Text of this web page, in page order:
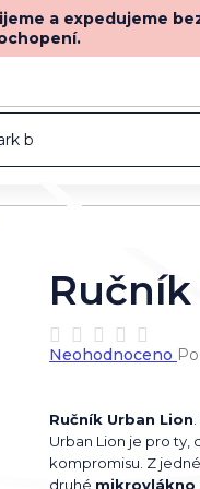
a expedujeme
Ručník Urban Lion
Urban Lion je pro ty,
kompromisu. Z
druhé mikrovlákno
Průměrné
hodnocení
0,0
z
5
Neohodnoceno